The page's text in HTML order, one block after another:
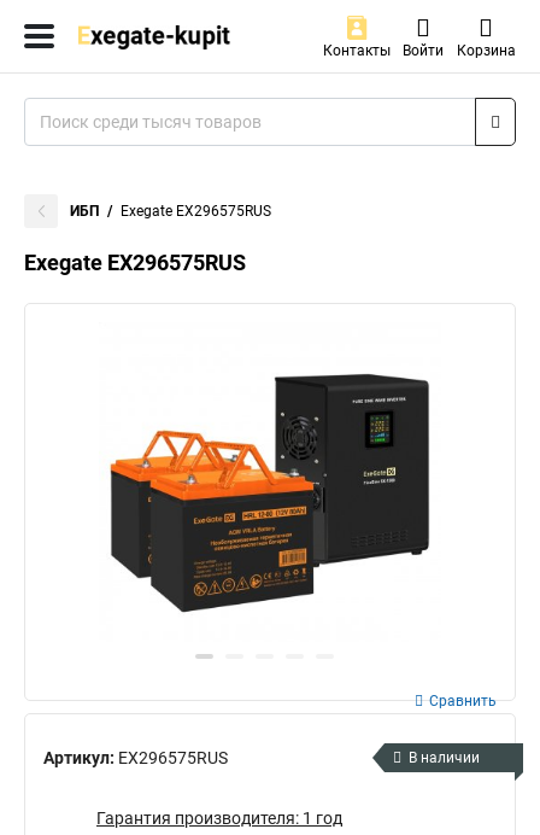
Контакты Войти Корзина
ИБП Exegate EX296575RUS
Exegate EX296575RUS
Артикул: EX296575RUS
Сравнить
В наличии
Гарантия производителя: 1 год